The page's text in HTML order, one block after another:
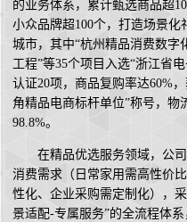
的业务体系，累计甄选商品超
小众品牌超100个，打造场景化
城市，其中“杭州精品消费数字
工程”等35个项目入选“浙江省
认证20项，商品复购率达60%
角精品电商标杆单位”称号，物
98.8%。
在精品优选服务领域，公
消费需求（日常家用需高性价
性化、企业采购需定制化），
景适配-专属服务”的全流程体